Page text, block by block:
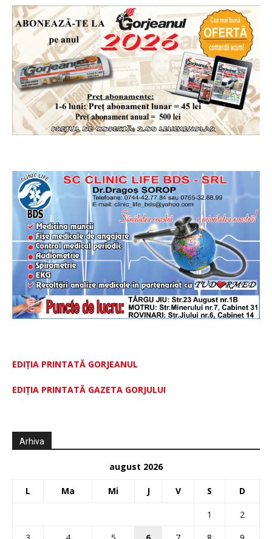
EDIȚIA PRINTATĂ GORJEANUL
EDIŢIA PRINTATĂ GAZETA GORJULUI
Arhiva
august 2026
L Ma Mi J V S D
1
2